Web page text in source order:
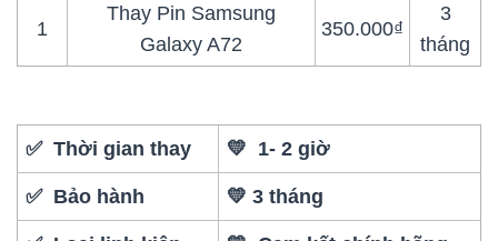
1
Thay Pin Samsung
Galaxy A72
350.000₫
3
tháng
✅ Thời gian thay 💛 1- 2 giờ
✅ Bảo hành 💛 3 tháng